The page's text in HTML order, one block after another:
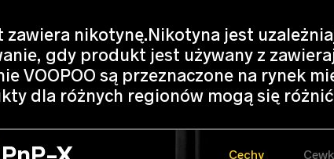
zawiera nikotynę.Nikotyna jest
gdy produkt jest używany z
VOOPOO są przeznaczone na rynek
dla różnych regionów mogą się
Cechy